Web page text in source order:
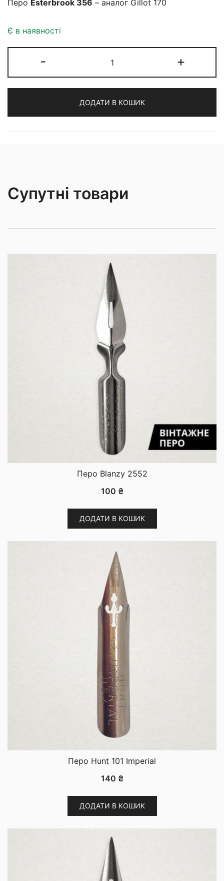
Перо Esterbrook 356 – аналог Gillot 170
Є в наявності
-
Esterbrook
358
+
ДОДАТИ В КОШИК
Супутні товари
Перо Blanzy 2552
100 ₴
ДОДАТИ В КОШИК
Перо Hunt 101 Imperial
140 ₴
ДОДАТИ В КОШИК